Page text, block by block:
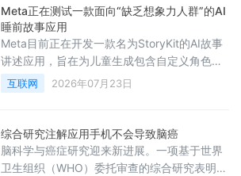
过210万同时在线的辉煌纪录以来，取得的最
高数据。
Meta正在测试一款面向“缺乏想象力人群”的AI
睡前故事应用
Meta目前正在开发一款名为StoryKit的AI故事
讲述应用，旨在为儿童生成包含自定义角色、
场景、教育意义以及音乐的AI故事。正如其在
应用商店向家长们保证的那样：“你甚至不需要
互联网 2026年07月23日
综合研究注解应用手机不会导致脑癌
脑科学与癌症研究迎来新进展。一项基于世界
卫生组织（WHO）委托审查的综合研究表明，